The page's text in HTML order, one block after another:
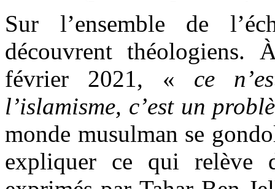
Sur l’ensemble de
découvrent
février 2021, « ce
l’islamisme, c’est un
monde musulman se
expliquer ce qui relève